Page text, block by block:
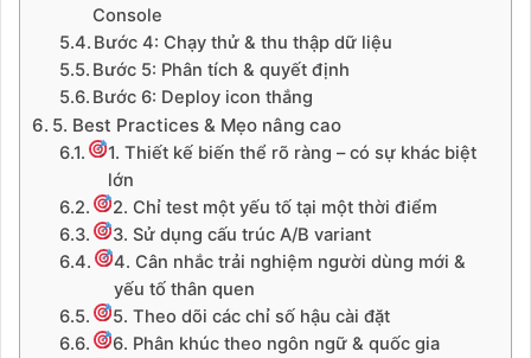
Console
Bước 4: Chạy thử & thu thập dữ liệu
Bước 5: Phân tích & quyết định
Bước 6: Deploy icon thắng
5. Best Practices & Mẹo nâng cao
1. Thiết kế biến thể rõ ràng – có sự khác biệt
lớn
2. Chỉ test một yếu tố tại một thời điểm
3. Sử dụng cấu trúc A/B variant
4. Cân nhắc trải nghiệm người dùng mới &
yếu tố thân quen
5. Theo dõi các chỉ số hậu cài đặt
6. Phân khúc theo ngôn ngữ & quốc gia